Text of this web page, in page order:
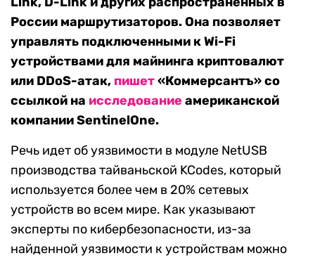
России маршрутизаторов. Она позволяет
управлять подключенными к Wi-Fi
устройствами для майнинга криптовалют
или DDoS-атак, пишет«Коммерсантъ» со
ссылкой на исследование американской
компании SentinelOne.
Речь идет об уязвимости в модуле NetUSB
производства тайваньской KCodes, который
используется более чем в 20% сетевых
устройств во всем мире. Как указывают
эксперты по кибербезопасности, из-за
найденной уязвимости к устройствам можно